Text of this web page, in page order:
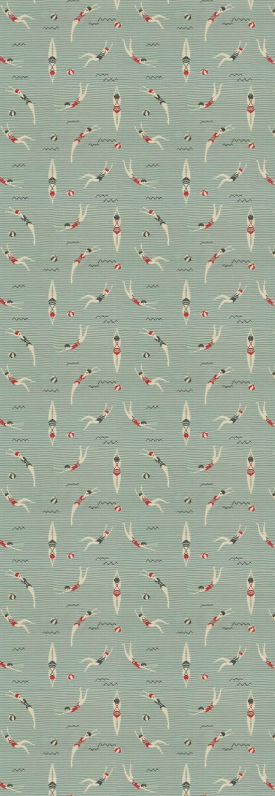
Advertorial – Sie machen jeden Raum gemütlicher
und sind nicht selten Kunstwerke: Ohne Teppiche
geht momentan gar nichts! Perfekt, wenn sie nicht
nur gut aussehen, sondern dank innovativer
Materialien auch noch nachhaltig sind. Was Seegras in
dieser Hinsicht kann und warum es sogar zur neuen
Seide avancieren könnte, zeigt diese neue Kollektion.
Advertorial Design
Teppiche für
Wohnzimmer und
Schlafzimmer: aktuelle
Designs +
Gestaltungstipps
Der Teppich ist in der Mitte der Gestaltung
angekommen. Weil Gemütlichkeit in windigen Zeiten
immer wichtiger wird. Unsere aktuellen Lieblinge für
Wohnzimmer und Schlafzimmer plus pragmatische
Gestaltungstipps vom Experten.
Boden Design Schlafzimmer Wohnen Wohnzimmer
Top-Thema Teppich:
Unsere 10 Favoriten
Er verleiht glatten Oberflächen haptisch wie optisch
Wärme, spielt eine wichtige Rolle für die Akustik,
unterteilt Wohnbereiche und verbindet zugleich
einzelne Möbelstücke miteinander. Wir verraten, wie
Sie das multifunktionale Stilelement Teppich richtig
einsetzen und zeigen unsere aktuellen
Lieblingsdesigns.
Boden Design